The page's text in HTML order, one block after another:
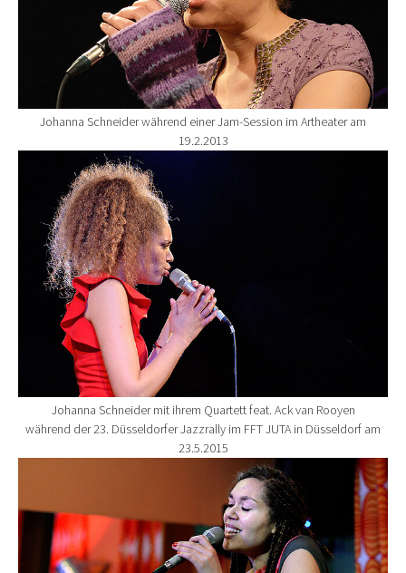
Johanna Schneider während einer Jam-Session im Artheater am
19.2.2013
Show larger version for:
Johanna Schneider mit ihrem Quartett feat. Ack van Rooyen
während der 23. Düsseldorfer Jazzrally im FFT JUTA in Düsseldorf am
23.5.2015